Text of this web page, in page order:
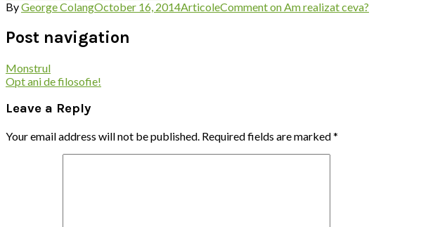
ByGeorge ColangOctober 16, 2014ArticoleCommenton Am realizat ceva?
Post navigation
Monstrul
Opt ani de filosofie!
Leave a Reply
Your email address will not be published. Required fields are marked*